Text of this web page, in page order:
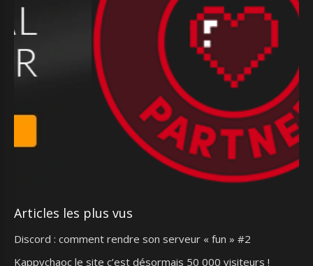
Articles les plus vus
Discord : comment rendre son serveur « fun » #2
Kappychaoc le site c’est désormais 50 000 visiteurs !